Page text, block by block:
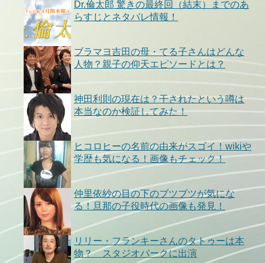
Dr.倫太郎 驚きの最終回（結末）までのあ
らすじとネタバレ情報！
ブラマヨ吉田の母・てる子さんはどんな
人物？親子の仰天エピソードとは？
神田利則の現在は？干されたという噂は
本当なのか検証してみた！
ヒコロヒーの名前の由来がスゴイ！wikiや
学歴も気になる！画像もチェック！
仲里依紗の目の下のブツブツが気にな
る！旦那の子役時代の画像も発見！
リリー・フランキーさんのタトゥーは本
物？ スタジオパークに出演